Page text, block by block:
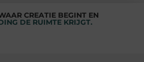
CREATIE BEGINT EN
DE RUIMTE KRIJGT.